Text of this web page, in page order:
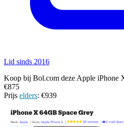
Lid sinds 2016
Koop bij Bol.com deze Apple iPhone
€875
Prijs elders: €939